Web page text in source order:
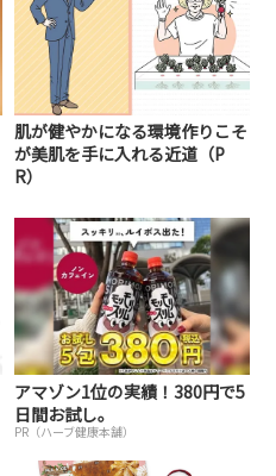
肌が健やかになる環境作りこそ
が美肌を手に入れる近道（P
R）
アマゾン1位の実績！380円で5
日間お試し。
PR（ハーブ健康本舗）